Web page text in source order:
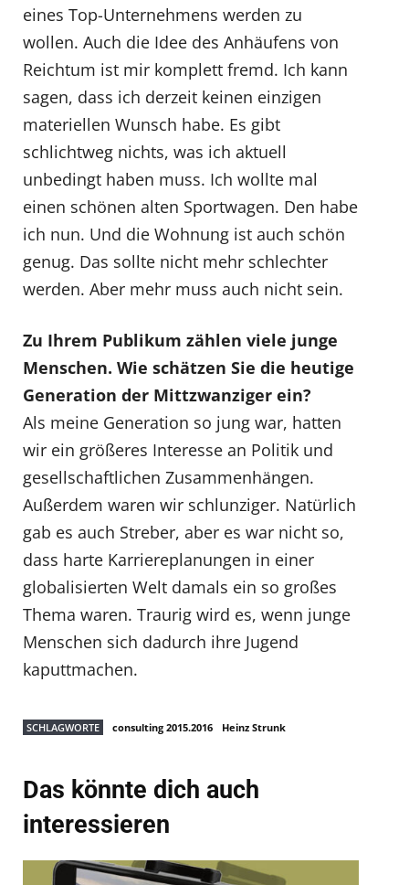
eines Top-Unternehmens werden zu
wollen. Auch die Idee des Anhäufens von
Reichtum ist mir komplett fremd. Ich kann
sagen, dass ich derzeit keinen einzigen
materiellen Wunsch habe. Es gibt
schlichtweg nichts, was ich aktuell
unbedingt haben muss. Ich wollte mal
einen schönen alten Sportwagen. Den habe
ich nun. Und die Wohnung ist auch schön
genug. Das sollte nicht mehr schlechter
werden. Aber mehr muss auch nicht sein.
Zu Ihrem Publikum zählen viele junge
Menschen. Wie schätzen Sie die heutige
Generation der Mittzwanziger ein?
Als meine Generation so jung war, hatten
wir ein größeres Interesse an Politik und
gesellschaftlichen Zusammenhängen.
Außerdem waren wir schlunziger. Natürlich
gab es auch Streber, aber es war nicht so,
dass harte Karriereplanungen in einer
globalisierten Welt damals ein so großes
Thema waren. Traurig wird es, wenn junge
Menschen sich dadurch ihre Jugend
kaputtmachen.
SCHLAGWORTE consulting 2015.2016 Heinz Strunk
Das könnte dich auch
interessieren